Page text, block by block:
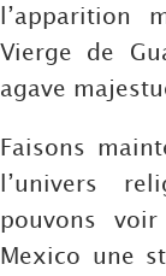
l’apparition
Vierge de
agave
Faisons
l’univers
pouvons
Mexico une